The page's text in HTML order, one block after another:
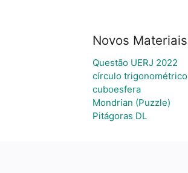
Novos Materiais
Questão UERJ 2022
círculo trigonométrico
cuboesfera
Mondrian (Puzzle)
Pitágoras DL